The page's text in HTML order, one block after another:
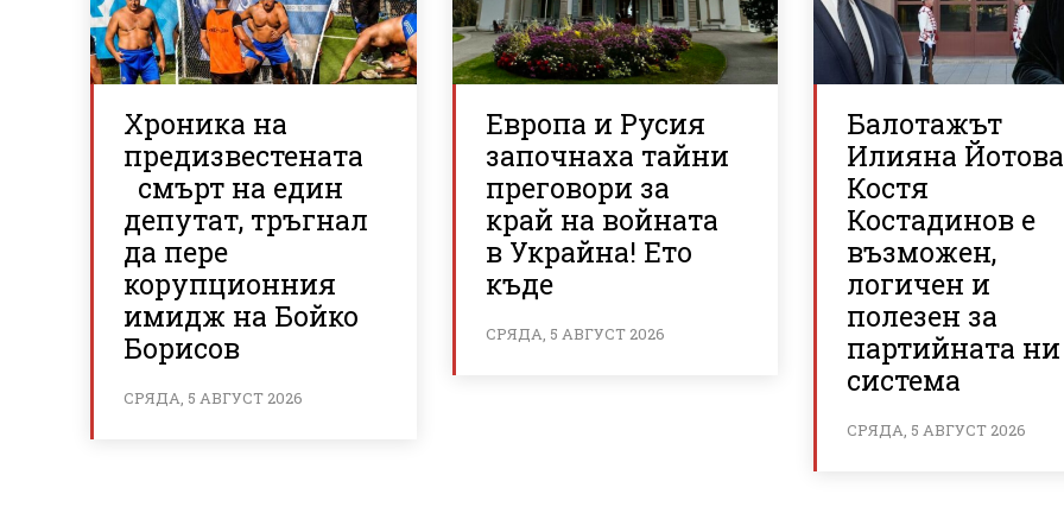
Хроника на
предизвестената
смърт на един
депутат, тръгнал
да пере
корупционния
имидж на Бойко
Борисов
СРЯДА, 5 АВГУСТ 2026
Европа и Русия
започнаха тайни
преговори за
край на войната
в Украйна! Ето
къде
СРЯДА, 5 АВГУСТ 2026
Балотажът
Илияна
Костя
Костадинов е
възможен,
логичен и
полезен за
партийната ни
система
СРЯДА, 5 АВГУСТ 2026